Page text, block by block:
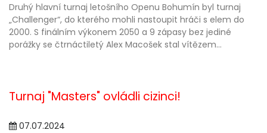
Druhý hlavní turnaj letošního Openu Bohumín byl turnaj
„Challenger“, do kterého mohli nastoupit hráči s elem do
2000. S finálním výkonem 2050 a 9 zápasy bez jediné
porážky se čtrnáctiletý Alex Macošek stal vítězem...
Turnaj "Masters" ovládli cizinci!
07.07.2024